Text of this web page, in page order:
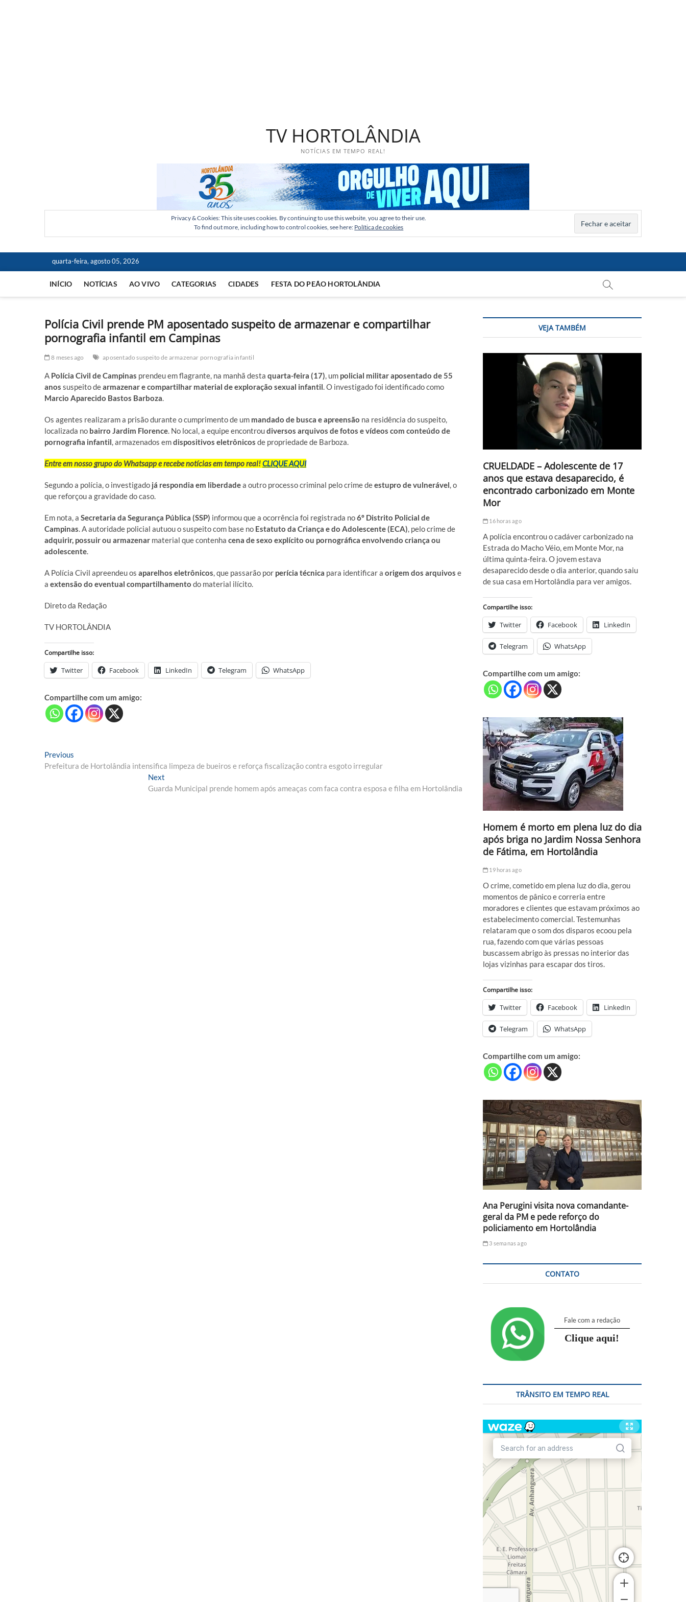
TV HORTOLÂNDIA
NOTÍCIAS EM TEMPO REAL!
Privacy & Cookies: This site uses cookies. By continuing to use this website, you agree to their use.
To find out more, including how to control cookies, see here: Política de cookies
quarta-feira, agosto 05, 2026
INÍCIO NOTÍCIAS AO VIVO CATEGORIAS CIDADES FESTA DO PEÃO HORTOLÂNDIA
Polícia Civil prende PM aposentado suspeito de armazenar e compartilhar
pornografia infantil em Campinas
8 meses ago aposentado suspeito de armazenar pornografia infantil
A Polícia Civil de Campinas prendeu em flagrante, na manhã desta quarta-feira (17), um policial militar aposentado de 55
anos suspeito dearmazenar e compartilhar material de exploração sexual infantil. O investigado foi identificado como
Marcio Aparecido Bastos Barboza.
Os agentes realizaram a prisão durante o cumprimento de um mandado de busca e apreensão na residência do suspeito,
localizada no bairro Jardim Florence. No local, a equipe encontroudiversos arquivos de fotos e vídeos com conteúdo de
pornografia infantil, armazenados emdispositivos eletrônicos de propriedade de Barboza.
Entre em nosso grupo do Whatsapp e recebe notícias em tempo real!CLIQUE AQUI
Segundo a polícia, o investigado já respondia em liberdadea outro processo criminal pelo crime deestupro de vulnerável, o
que reforçou a gravidade do caso.
Em nota, a Secretaria da Segurança Pública (SSP) informou que a ocorrência foi registrada no6º Distrito Policial de
Campinas. A autoridade policial autuou o suspeito com base no Estatuto da Criança e do Adolescente (ECA), pelo crime de
adquirir, possuir ou armazenar material que contenha cena de sexo explícito ou pornográfica envolvendo criança ou
adolescente.
A Polícia Civil apreendeu os aparelhos eletrônicos, que passarão por perícia técnica para identificar a origem dos arquivos e
a extensão do eventual compartilhamento do material ilícito.
Direto da Redação
TV HORTOLÂNDIA
Compartilhe isso:
Twitter Facebook LinkedIn Telegram WhatsApp
Compartilhe com um amigo:
Navegação
de
Previous
post:
Prefeitura de Hortolândia intensifica limpeza de bueiros e reforça fiscalização contra esgoto irregular
Next
post:
Guarda Municipal prende homem após ameaças com faca contra esposa e filha em Hortolândia
VEJA TAMBÉM
CRUELDADE – Adolescente de 17
anos que estava desaparecido, é
encontrado carbonizado em Monte
Mor
16 horas ago
A polícia encontrou o cadáver carbonizado na
Estrada do Macho Véio, em Monte Mor, na
última quinta-feira. O jovem estava
desaparecido desde o dia anterior, quando saiu
de sua casa em Hortolândia para ver amigos.
Compartilhe isso:
Twitter Facebook LinkedIn
Telegram WhatsApp
Compartilhe com um amigo:
Homem é morto em plena luz do dia
após briga no Jardim Nossa Senhora
de Fátima, em Hortolândia
19 horas ago
O crime, cometido em plena luz do dia, gerou
momentos de pânico e correria entre
moradores e clientes que estavam próximos ao
estabelecimento comercial. Testemunhas
relataram que o som dos disparos ecoou pela
rua, fazendo com que várias pessoas
buscassem abrigo às pressas no interior das
lojas vizinhas para escapar dos tiros.
Compartilhe isso:
Twitter Facebook LinkedIn
Telegram WhatsApp
Compartilhe com um amigo:
Ana Perugini visita nova comandante-
geral da PM e pede reforço do
policiamento em Hortolândia
3 semanas ago
CONTATO
Fale com a redação
Clique aqui!
TRÂNSITO EM TEMPO REAL